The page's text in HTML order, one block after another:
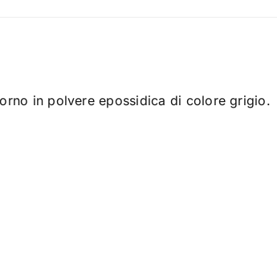
in polvere epossidica di colore grigio.